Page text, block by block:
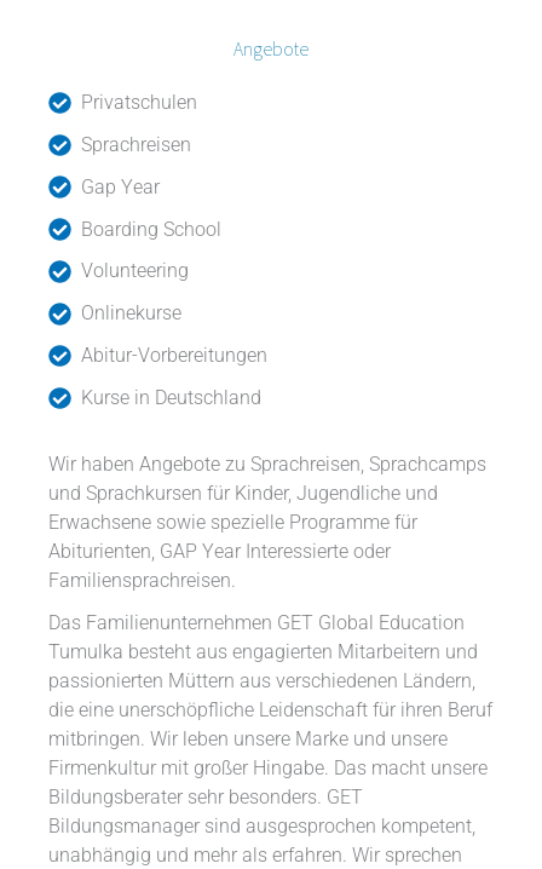
Angebote
Privatschulen
Sprachreisen
Gap Year
Boarding School
Volunteering
Onlinekurse
Abitur-Vorbereitungen
Kurse in Deutschland
Wir haben Angebote zu Sprachreisen, Sprachcamps
und Sprachkursen für Kinder, Jugendliche und
Erwachsene sowie spezielle Programme für
Abiturienten, GAP Year Interessierte oder
Familiensprachreisen.
Das Familienunternehmen GET Global Education
Tumulka besteht aus engagierten Mitarbeitern und
passionierten Müttern aus verschiedenen Ländern,
die eine unerschöpfliche Leidenschaft für ihren Beruf
mitbringen. Wir leben unsere Marke und unsere
Firmenkultur mit großer Hingabe. Das macht unsere
Bildungsberater sehr besonders. GET
Bildungsmanager sind ausgesprochen kompetent,
unabhängig und mehr als erfahren. Wir sprechen